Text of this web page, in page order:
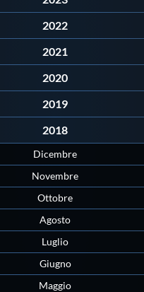
2022
2021
2020
2019
2018
Dicembre
Novembre
Ottobre
Agosto
Luglio
Giugno
Maggio